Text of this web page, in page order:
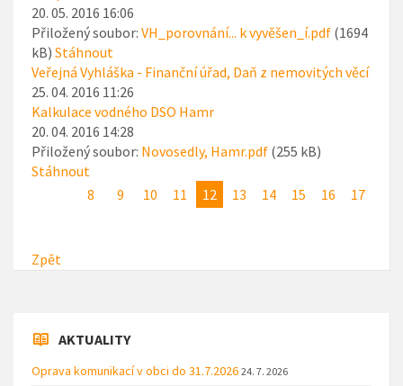
20. 05. 2016 16:06
Přiložený soubor: VH_porovnání... k vyvěšen_í.pdf (1694
kB) Stáhnout
Veřejná Vyhláška - Finanční úřad, Daň z nemovitých věcí
25. 04. 2016 11:26
Kalkulace vodného DSO Hamr
20. 04. 2016 14:28
Přiložený soubor: Novosedly, Hamr.pdf (255 kB)
Stáhnout
8
9 10 11 12 13 14 15 16 17
Zpět
AKTUALITY
Oprava komunikací v obci do 31.7.2026 24. 7. 2026